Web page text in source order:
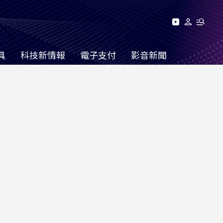
科技新情報 電子支付 影音新聞